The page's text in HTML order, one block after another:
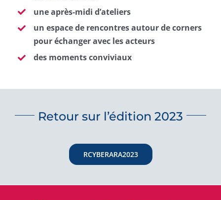
une après-midi d’ateliers
un espace de rencontres autour de corners
pour échanger avec les acteurs
des moments conviviaux
Retour sur l’édition 2023
RCYBERARA2023